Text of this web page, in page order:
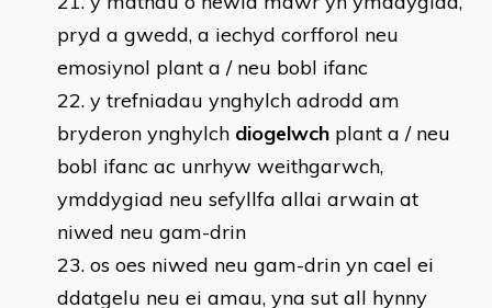
pryd a gwedd, a iechyd corfforol neu
emosiynol plant a / neu bobl ifanc
y trefniadau ynghylch adrodd am
bryderon ynghylch diogelwch plant a / neu
bobl ifanc ac unrhyw weithgarwch,
ymddygiad neu sefyllfa allai arwain at
niwed neu gam-drin
os oes niwed neu gam-drin yn cael ei
ddatgelu neu ei amau, yna sut all hynny